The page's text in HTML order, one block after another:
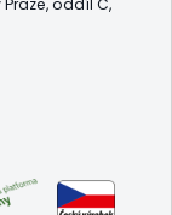
oddíl C,